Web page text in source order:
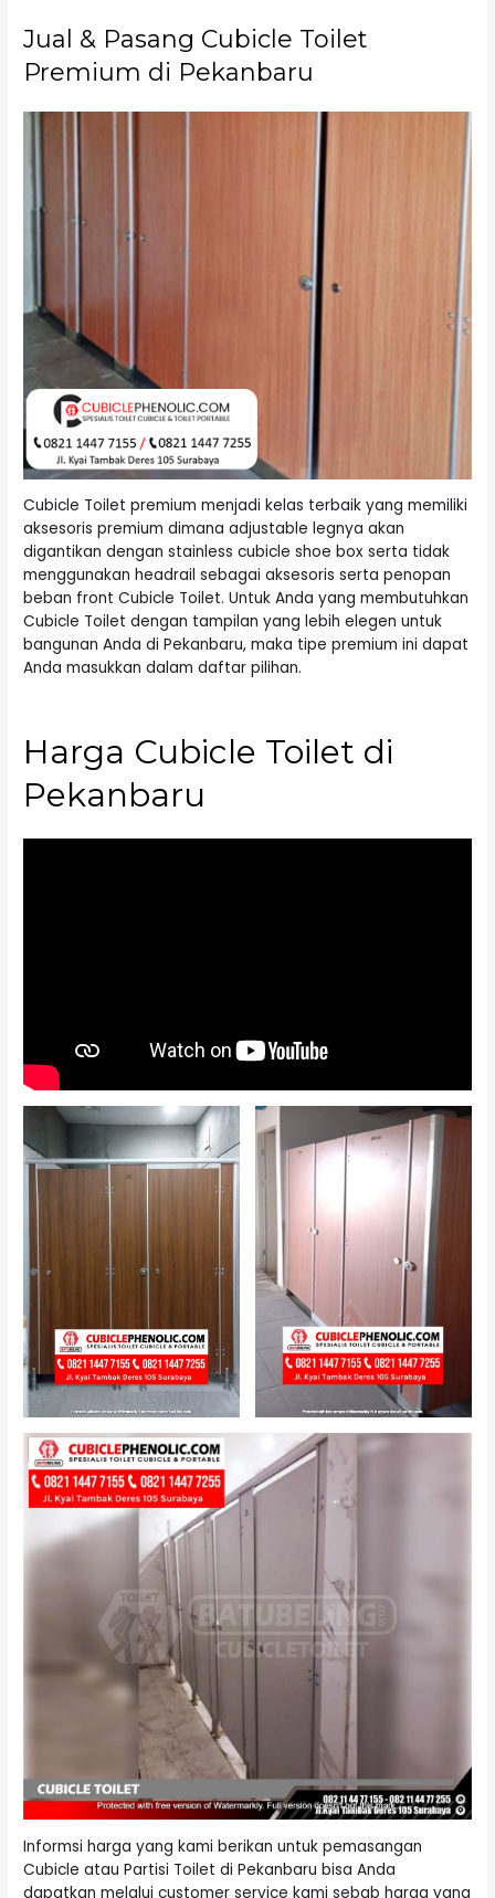
Jual & Pasang Cubicle Toilet
Premium di Pekanbaru
Cubicle Toilet premium menjadi kelas terbaik yang memiliki
aksesoris premium dimana adjustable legnya akan
digantikan dengan stainless cubicle shoe box serta tidak
menggunakan headrail sebagai aksesoris serta penopan
beban front Cubicle Toilet. Untuk Anda yang membutuhkan
Cubicle Toilet dengan tampilan yang lebih elegen untuk
bangunan Anda di Pekanbaru, maka tipe premium ini dapat
Anda masukkan dalam daftar pilihan.
Harga Cubicle Toilet di
Pekanbaru
Informsi harga yang kami berikan untuk pemasangan
Cubicle atau Partisi Toilet di Pekanbaru bisa Anda
dapatkan melalui customer service kami sebab harga yang